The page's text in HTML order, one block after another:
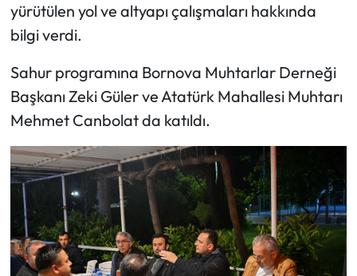
yürütülen yol ve altyapı çalışmaları hakkında
bilgi verdi.
Sahur programına Bornova Muhtarlar Derneği
Başkanı Zeki Güler ve Atatürk Mahallesi Muhtarı
Mehmet Canbolat da katıldı.